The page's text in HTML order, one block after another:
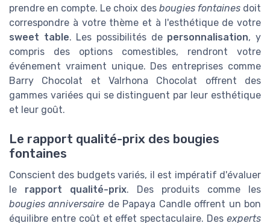
prendre en compte. Le choix des bougies fontaines doit
correspondre à votre thème et à l'esthétique de votre
sweet table. Les possibilités de personnalisation, y
compris des options comestibles, rendront votre
événement vraiment unique. Des entreprises comme
Barry Chocolat et Valrhona Chocolat offrent des
gammes variées qui se distinguent par leur esthétique
et leur goût.
Le rapport qualité-prix des bougies
fontaines
Conscient des budgets variés, il est impératif d'évaluer
le rapport qualité-prix. Des produits comme les
bougies anniversaire de Papaya Candle offrent un bon
équilibre entre coût et effet spectaculaire. Des experts